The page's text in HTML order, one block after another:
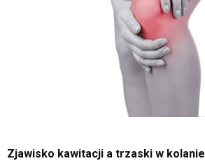
Zjawisko kawitacji a trzaski w kolanie